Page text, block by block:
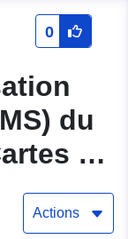
0
du
de
Mailles
-
Actions